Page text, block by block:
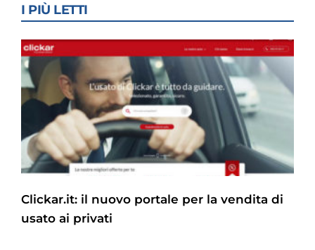
I PIÙ LETTI
Clickar.it: il nuovo portale per la vendita di
usato ai privati